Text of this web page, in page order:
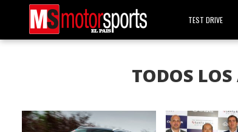
TEST DRIVE
TODOS